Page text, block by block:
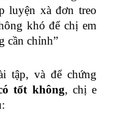
luyện xà đơn treo
khó để chị em
cần chỉnh”
tập, và để chứng
tốt không, chị e